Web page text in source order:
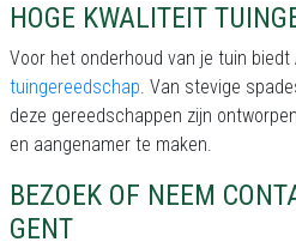
HOGE KWALITEIT
Voor het onderhoud van je tuin
tuingereedschap. Van stevige
deze gereedschappen zijn
en aangenamer te maken.
BEZOEK OF NEEM
GENT